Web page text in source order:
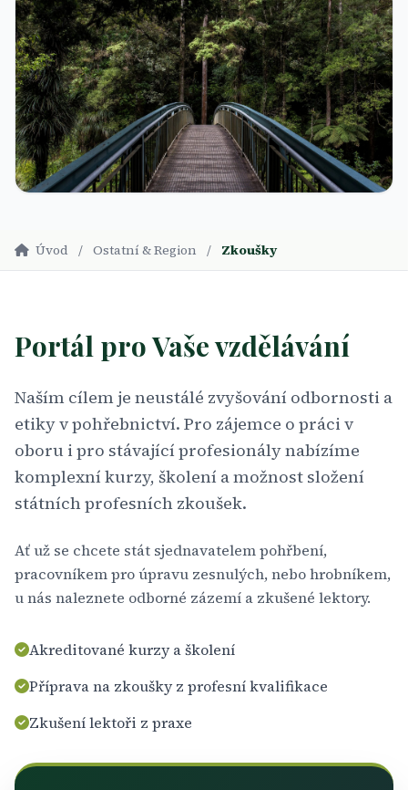
Úvod / Ostatní & Region / Zkoušky
Portál pro Vaše vzdělávání
Naším cílem je neustálé zvyšování odbornosti a
etiky v pohřebnictví. Pro zájemce o práci v
oboru i pro stávající profesionály nabízíme
komplexní kurzy, školení a možnost složení
státních profesních zkoušek.
Ať už se chcete stát sjednavatelem pohřbení,
pracovníkem pro úpravu zesnulých, nebo hrobníkem,
u nás naleznete odborné zázemí a zkušené lektory.
Akreditované kurzy a školení
Příprava na zkoušky z profesní kvalifikace
Zkušení lektoři z praxe